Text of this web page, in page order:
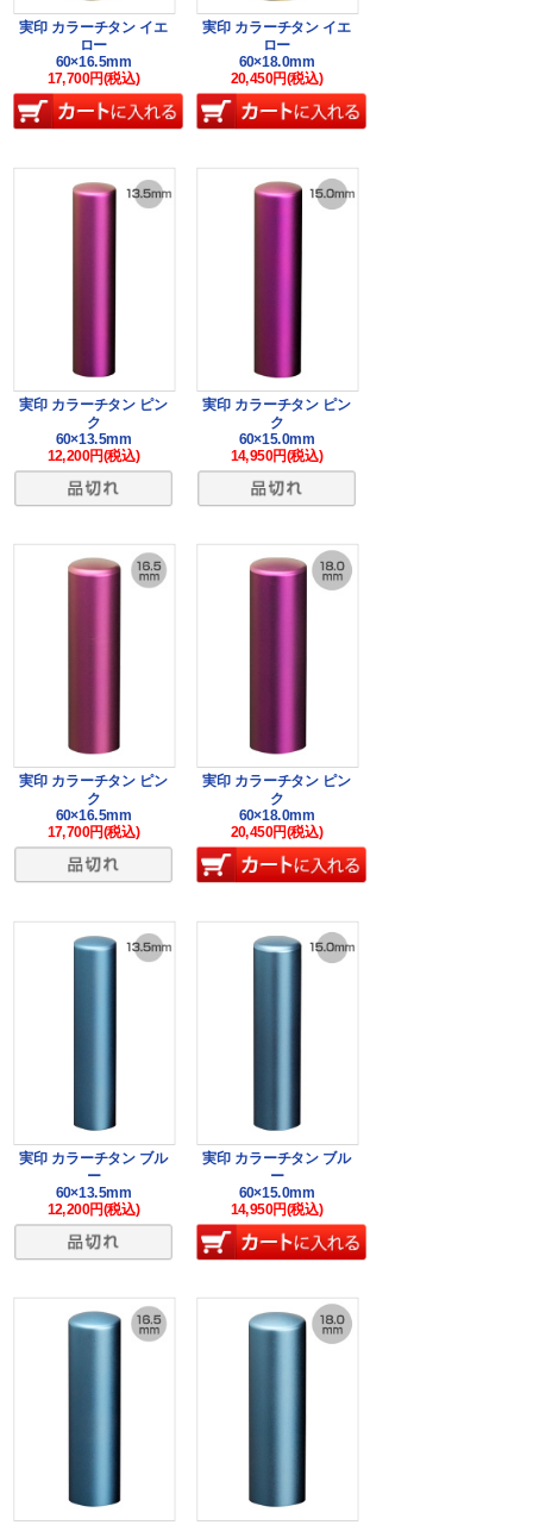
実印 カラーチタン イエ
ロー
60×16.5mm
17,700円(税込)
実印 カラーチタン イエ
ロー
60×18.0mm
20,450円(税込)
実印 カラーチタン ピン
ク
60×13.5mm
12,200円(税込)
実印 カラーチタン ピン
ク
60×15.0mm
14,950円(税込)
実印 カラーチタン ピン
ク
60×16.5mm
17,700円(税込)
実印 カラーチタン ピン
ク
60×18.0mm
20,450円(税込)
実印 カラーチタン ブル
ー
60×13.5mm
12,200円(税込)
実印 カラーチタン ブル
ー
60×15.0mm
14,950円(税込)